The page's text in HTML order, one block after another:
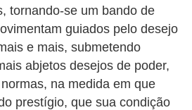
tornando-se um bando de
guiados pelo desejo
e mais, submetendo
abjetos desejos de poder,
na medida em que
prestígio, que sua condição